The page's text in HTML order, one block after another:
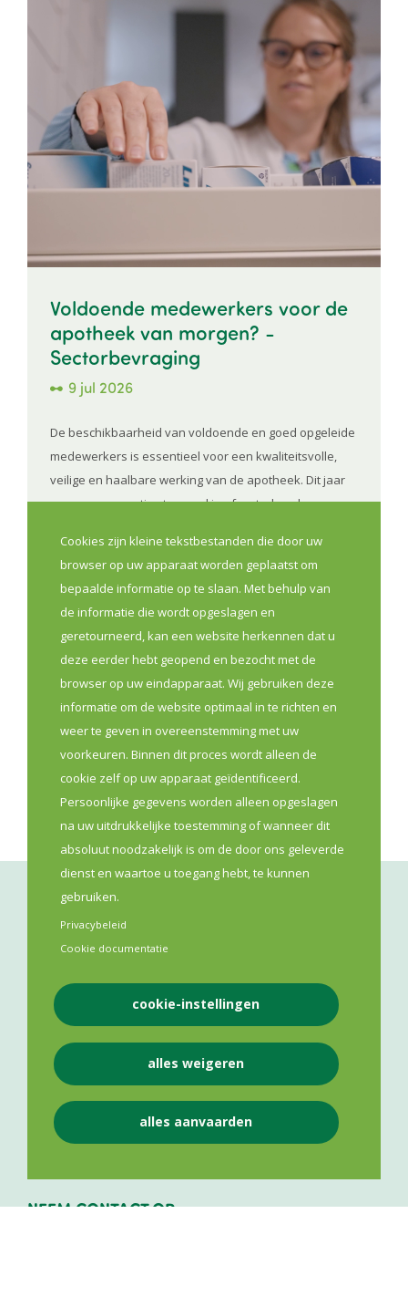
Voldoende medewerkers voor de
apotheek van morgen? -
Sectorbevraging
9 jul 2026
De beschikbaarheid van voldoende en goed opgeleide
medewerkers is essentieel voor een kwaliteitsvolle,
veilige en haalbare werking van de apotheek. Dit jaar
was er een ernstige terugval in afgestudeerde
hun opleiding hervormd.. Om als sector goed
voorbereid te zijn en gepaste maatregelen te kunnen
vragen, hebben we betrouwbare gegevens nodig over
de reële behoefte aan medewerkers in de Vlaamse
apotheken.
Cookies zijn kleine tekstbestanden die door uw
browser op uw apparaat worden geplaatst om
bepaalde informatie op te slaan. Met behulp van
de informatie die wordt opgeslagen en
geretourneerd, kan een website herkennen dat u
deze eerder hebt geopend en bezocht met de
browser op uw eindapparaat. Wij gebruiken deze
informatie om de website optimaal in te richten en
weer te geven in overeenstemming met uw
voorkeuren. Binnen dit proces wordt alleen de
cookie zelf op uw apparaat geïdentificeerd.
Persoonlijke gegevens worden alleen opgeslagen
na uw uitdrukkelijke toestemming of wanneer dit
absoluut noodzakelijk is om de door ons geleverde
dienst en waartoe u toegang hebt, te kunnen
gebruiken.
Privacybeleid
Cookie documentatie
cookie-instellingen
alles weigeren
alles aanvaarden
VLAAMS APOTHEKERS NETWERK VZW
Lange Leemstraat 187
Antwerpen
BE 0841 975 143
NEEM CONTACT OP